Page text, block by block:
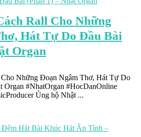
Rall Cho Những
Hát Tự Do Đầu Bài
Organ
Những Đoạn Ngâm Thơ, Hát Tự Do
Organ #NhatOrgan #HocDanOnline
Ủng hộ Nhật ...